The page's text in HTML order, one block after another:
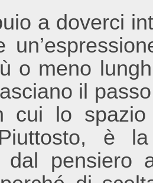
a doverci
o meno
il
cui lo
è
dal pensiero